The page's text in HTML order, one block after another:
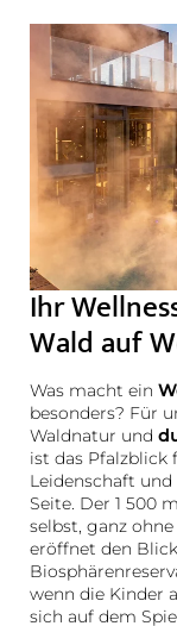
Ihr
Wald auf
Was macht ein
besonders? Für
Waldnatur und
ist das
Leidenschaft
Seite. Der 1 500
selbst, ganz
eröffnet den
wenn die Kinder
sich auf dem